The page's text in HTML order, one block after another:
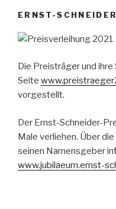
ERNST-
Die Preisträger und
Seite
vorgestellt.
Der Ernst-Schneider-
Male verliehen. Über
seinen Namensgeber
www.jubilaeum.ernst-